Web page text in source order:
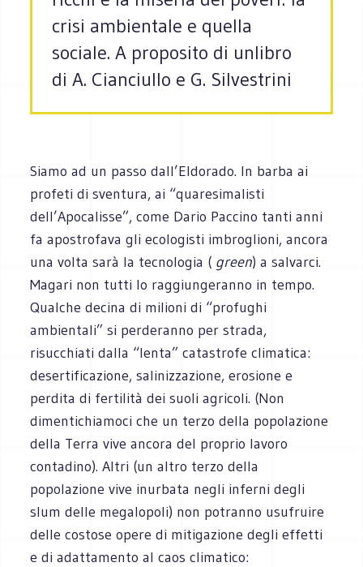
crisi ambientale e quella
sociale. A proposito di unlibro
di A. Cianciullo e G. Silvestrini
Siamo ad un passo dall’Eldorado. In barba ai
profeti di sventura, ai “quaresimalisti
dell’Apocalisse”, come Dario Paccino tanti anni
fa apostrofava gli ecologisti imbroglioni, ancora
una volta sarà la tecnologia ( green) a salvarci.
Magari non tutti lo raggiungeranno in tempo.
Qualche decina di milioni di “profughi
ambientali” si perderanno per strada,
risucchiati dalla “lenta” catastrofe climatica:
desertificazione, salinizzazione, erosione e
perdita di fertilità dei suoli agricoli. (Non
dimentichiamoci che un terzo della popolazione
della Terra vive ancora del proprio lavoro
contadino). Altri (un altro terzo della
popolazione vive inurbata negli inferni degli
slum delle megalopoli) non potranno usufruire
delle costose opere di mitigazione degli effetti
e di adattamento al caos climatico: